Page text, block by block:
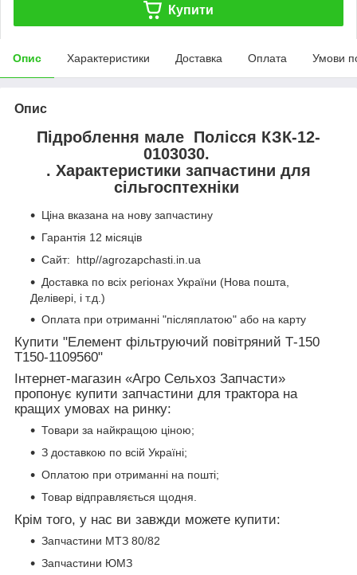
Купити
Опис Характеристики Доставка Оплата Умови
Опис
Підроблення мале Полісся КЗК-12-
0103030.
. Характеристики запчастини для
сільгосптехніки
Ціна вказана на нову запчастину
Гарантія 12 місяців
Сайт:
http//agrozapchasti.in.ua
Доставка по всіх регіонах України (Нова пошта,
Делівері, і т.д.)
Оплата при отриманні "післяплатою" або на карту
Купити "Елемент фільтруючий повітряний Т-150
Т150-1109560"
Інтернет-магазин «Агро Сельхоз Запчасти»
пропонує купити запчастини для трактора на
кращих умовах на ринку:
Товари за найкращою ціною;
З доставкою по всій Україні;
Оплатою при отриманні на пошті;
Товар відправляється щодня.
Крім того, у нас ви завжди можете купити:
Запчастини МТЗ 80/82
Запчастини ЮМЗ